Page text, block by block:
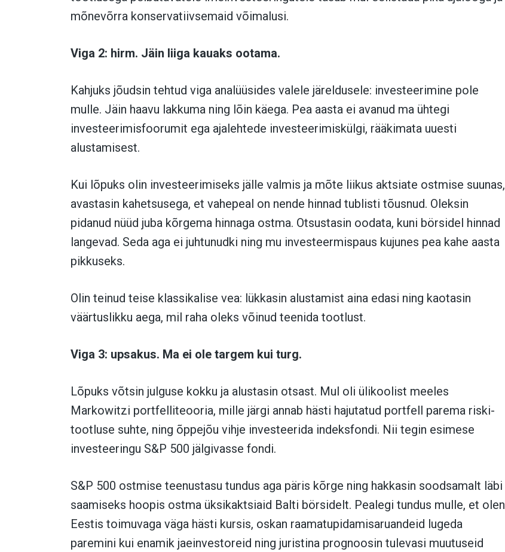
mõnevõrra konservatiivsemaid võimalusi.
Viga 2: hirm. Jäin liiga kauaks ootama.
Kahjuks jõudsin tehtud viga analüüsides valele järeldusele: investeerimine pole
mulle. Jäin haavu lakkuma ning lõin käega. Pea aasta ei avanud ma ühtegi
investeerimisfoorumit ega ajalehtede investeerimiskülgi, rääkimata uuesti
alustamisest.
Kui lõpuks olin investeerimiseks jälle valmis ja mõte liikus aktsiate ostmise suunas,
avastasin kahetsusega, et vahepeal on nende hinnad tublisti tõusnud. Oleksin
pidanud nüüd juba kõrgema hinnaga ostma. Otsustasin oodata, kuni börsidel hinnad
langevad. Seda aga ei juhtunudki ning mu investeermispaus kujunes pea kahe aasta
pikkuseks.
Olin teinud teise klassikalise vea: lükkasin alustamist aina edasi ning kaotasin
väärtuslikku aega, mil raha oleks võinud teenida tootlust.
Viga 3: upsakus. Ma ei ole targem kui turg.
Lõpuks võtsin julguse kokku ja alustasin otsast. Mul oli ülikoolist meeles
Markowitzi portfelliteooria, mille järgi annab hästi hajutatud portfell parema riski-
tootluse suhte, ning õppejõu vihje investeerida indeksfondi. Nii tegin esimese
investeeringu S&P 500 jälgivasse fondi.
S&P 500 ostmise teenustasu tundus aga päris kõrge ning hakkasin soodsamalt läbi
saamiseks hoopis ostma üksikaktsiaid Balti börsidelt. Pealegi tundus mulle, et olen
Eestis toimuvaga väga hästi kursis, oskan raamatupidamisaruandeid lugeda
paremini kui enamik jaeinvestoreid ning juristina prognoosin tulevasi muutuseid